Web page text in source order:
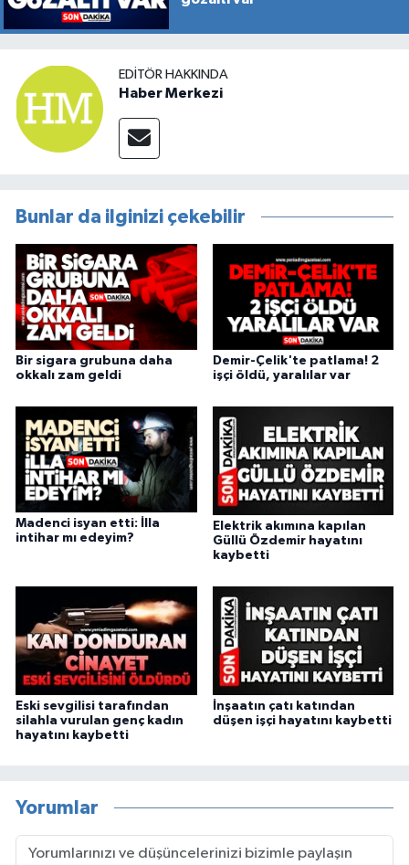
EDITÖR HAKKINDA
Haber Merkezi
Bunlar da ilginizi çekebilir
Bir sigara grubuna daha
okkalı zam geldi
Demir-Çelik'te patlama! 2
işçi öldü, yaralılar var
Madenci isyan etti: İlla
intihar mı edeyim?
Elektrik akımına kapılan
Güllü Özdemir hayatını
kaybetti
Eski sevgilisi tarafından
silahla vurulan genç kadın
hayatını kaybetti
İnşaatın çatı katından
düşen işçi hayatını kaybetti
Yorumlar